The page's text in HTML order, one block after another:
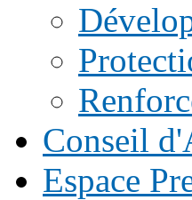
Conseil
Espace